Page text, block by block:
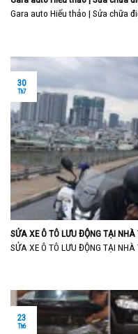
Gara auto Hiếu thảo | Sửa chữa
SỬA XE Ô TÔ LƯU ĐỘNG TẠI
SỬA XE Ô TÔ LƯU ĐỘNG TẠI
30
Th7
23
Th6